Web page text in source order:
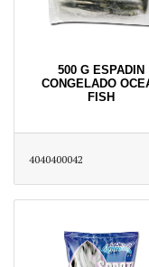
500 G ESPADIN
CONGELADO
FISH
4040400042